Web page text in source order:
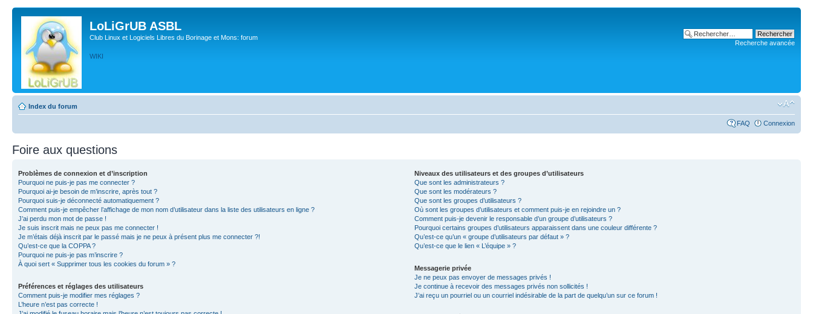
LoLiGrUB ASBL
Club Linux et Logiciels Libres du Borinage et Mons: forum
WIKI
Recherche avancée
Index du forum
FAQ Connexion
Foire aux questions
Problèmes de connexion et d’inscription
Pourquoi ne puis-je pas me connecter ?
Pourquoi ai-je besoin de m’inscrire, après tout ?
Pourquoi suis-je déconnecté automatiquement ?
Comment puis-je empêcher l’affichage de mon nom d’utilisateur dans la liste des utilisateurs en ligne ?
J’ai perdu mon mot de passe !
Je suis inscrit mais ne peux pas me connecter !
Je m’étais déjà inscrit par le passé mais je ne peux à présent plus me connecter ?!
Qu’est-ce que la COPPA ?
Pourquoi ne puis-je pas m’inscrire ?
À quoi sert « Supprimer tous les cookies du forum » ?
Préférences et réglages des utilisateurs
Comment puis-je modifier mes réglages ?
L’heure n’est pas correcte !
Niveaux des utilisateurs et des groupes d’utilisateurs
Que sont les administrateurs ?
Que sont les modérateurs ?
Que sont les groupes d’utilisateurs ?
Où sont les groupes d’utilisateurs et comment puis-je en rejoindre un ?
Comment puis-je devenir le responsable d’un groupe d’utilisateurs ?
Pourquoi certains groupes d’utilisateurs apparaissent dans une couleur différente ?
Qu’est-ce qu’un « groupe d’utilisateurs par défaut » ?
Qu’est-ce que le lien « L’équipe » ?
Messagerie privée
Je ne peux pas envoyer de messages privés !
Je continue à recevoir des messages privés non sollicités !
J’ai reçu un pourriel ou un courriel indésirable de la part de quelqu’un sur ce forum !